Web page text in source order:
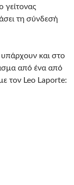
γείτονας
τη σύνδεσή
υπάρχουν και στο
από ένα από
τον Leo Laporte: